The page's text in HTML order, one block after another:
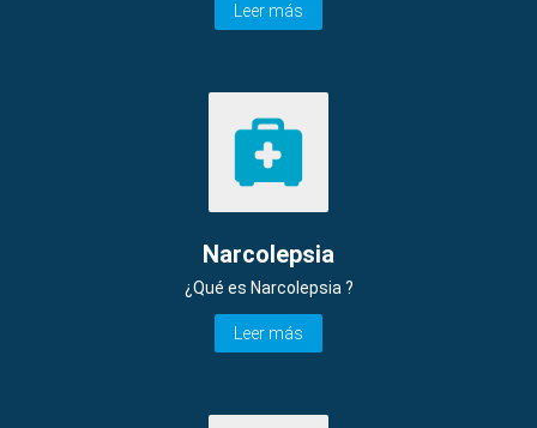
Leer más
Narcolepsia
¿Qué es Narcolepsia ?
Leer más